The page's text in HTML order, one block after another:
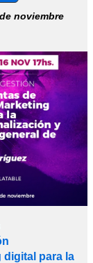
noviembre
digital para la